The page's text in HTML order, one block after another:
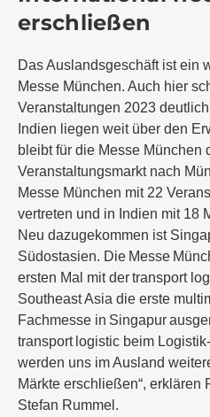
erschließen
Das Auslandsgeschäft ist ein
Messe München. Auch hier
Veranstaltungen 2023
Indien liegen weit über den
bleibt für die Messe München
Veranstaltungsmarkt nach
Messe München mit 22
vertreten und in Indien mit 18
Neu dazugekommen ist
Südostasien. Die Messe
ersten Mal mit der transport
Southeast Asia die erste
Fachmesse in Singapur
transport logistic beim
werden uns im Ausland
Märkte erschließen“, erklären
Stefan Rummel.